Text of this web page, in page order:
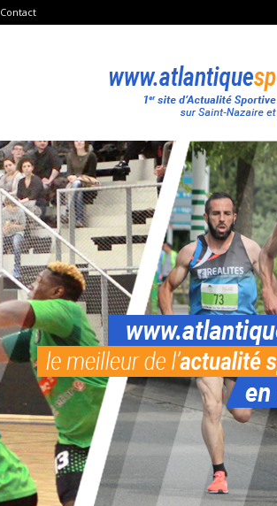
Contact
Atlantique
Sport